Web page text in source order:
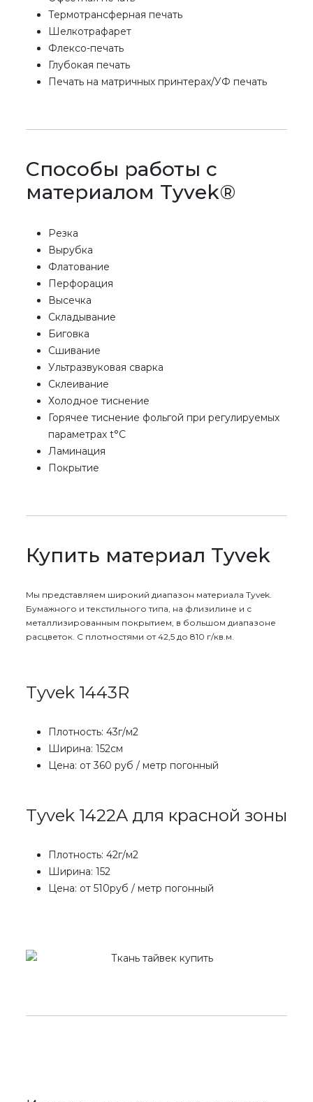
Термотрансферная печать
Шелкотрафарет
Флексо-печать
Глубокая печать
Печать на матричных принтерах/УФ печать
Способы работы с
материалом Tyvek®
Резка
Вырубка
Флатование
Перфорация
Высечка
Складывание
Биговка
Сшивание
Ультразвуковая сварка
Склеивание
Холодное тиснение
Горячее тиснение фольгой при регулируемых
параметрах t°C
Ламинация
Покрытие
Купить материал Tyvek
Мы представляем широкий диапазон материала Tyvek.
Бумажного и текстильного типа, на флизилине и с
металлизированным покрытием, в большом диапазоне
расцветок. С плотностями от 42,5 до 810 г/кв.м.
Tyvek 1443R
Плотность: 43г/м2
Ширина: 152см
Цена: от 360 руб / метр погонный
Tyvek 1422A для красной зоны
Плотность: 42г/м2
Ширина: 152
Цена: от 510руб / метр погонный